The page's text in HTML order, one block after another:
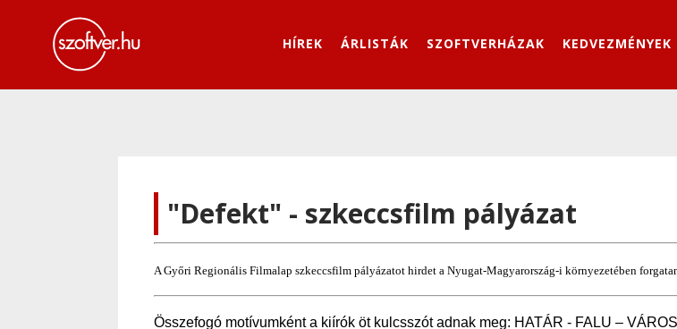
HÍREK ÁRLISTÁK SZOFTVERHÁZAK KEDVEZMÉNYEK
"Defekt" - szkeccsfilm pályázat
A Győri Regionális Filmalap szkeccsfilm pályázatot hirdet a Nyugat-Magyarország-i környezetében
Összefogó motívumként a kiírók öt kulcsszót adnak meg: HATÁR - FALU –